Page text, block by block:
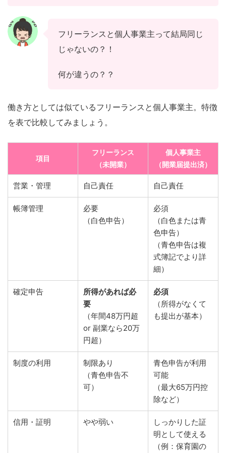
フリーランスと個人事業主って結局同じ
じゃないの？！
何が違うの？？
働き方としては似ているフリーランスと個人事業主。特徴
を表で比較してみましょう。
項目
フリーランス
（未開業）
個人事業主
（開業届提出済）
営業・管理 自己責任 自己責任
帳簿管理
必要
（白色申告）
必須
（白色または青
色申告）
（青色申告は複
式簿記でより詳
細）
確定申告
所得があれば必
要
（年間48万円超
or 副業なら20万
円超）
必須
（所得がなくて
も提出が基本）
制度の利用
制限あり
（青色申告不
可）
青色申告が利用
可能
（最大65万円控
除など）
信用・証明 やや弱い
しっかりした証
明として使える
（例：保育園の